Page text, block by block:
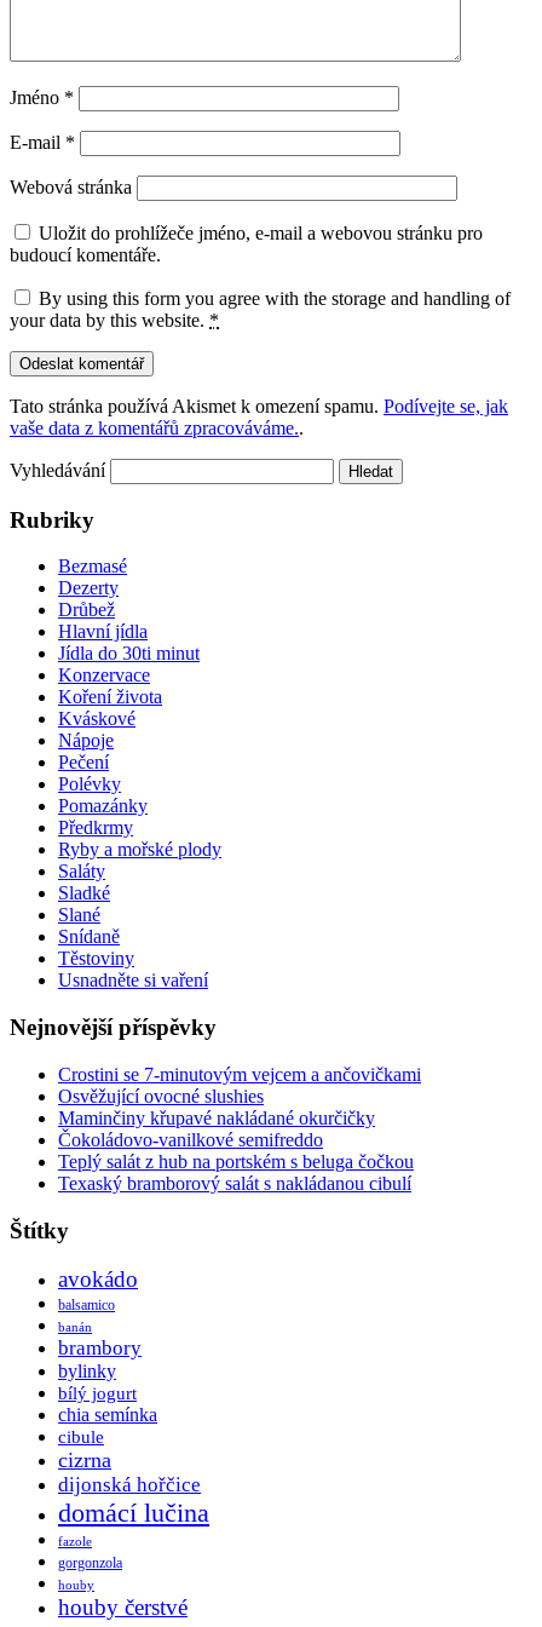
Jméno *
E-mail *
Webová stránka
Uložit do prohlížeče jméno, e-mail a webovou stránku pro
budoucí komentáře.
By using this form you agree with the storage and handling of
your data by this website. *
Tato stránka používá Akismet k omezení spamu. Podívejte se, jak
vaše data z komentářů zpracováváme..
Vyhledávání
Rubriky
Bezmasé
Dezerty
Drůbež
Hlavní jídla
Jídla do 30ti minut
Konzervace
Koření života
Kváskové
Nápoje
Pečení
Polévky
Pomazánky
Předkrmy
Ryby a mořské plody
Saláty
Sladké
Slané
Snídaně
Těstoviny
Usnadněte si vaření
Nejnovější příspěvky
Crostini se 7-minutovým vejcem a ančovičkami
Osvěžující ovocné slushies
Maminčiny křupavé nakládané okurčičky
Čokoládovo-vanilkové semifreddo
Teplý salát z hub na portském s beluga čočkou
Texaský bramborový salát s nakládanou cibulí
Štítky
avokádo
balsamico
banán
brambory
bylinky
bílý jogurt
chia semínka
cibule
cizrna
dijonská hořčice
domácí lučina
fazole
gorgonzola
houby
houby čerstvé